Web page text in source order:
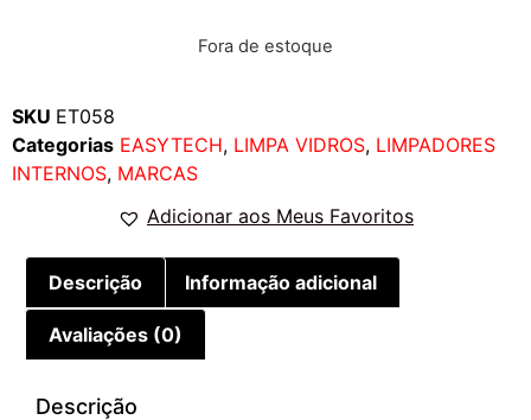
Fora de estoque
SKU ET058
Categorias EASYTECH, LIMPA VIDROS, LIMPADORES
INTERNOS, MARCAS
Adicionar aos Meus Favoritos
Descrição Informação adicional
Avaliações (0)
Descrição